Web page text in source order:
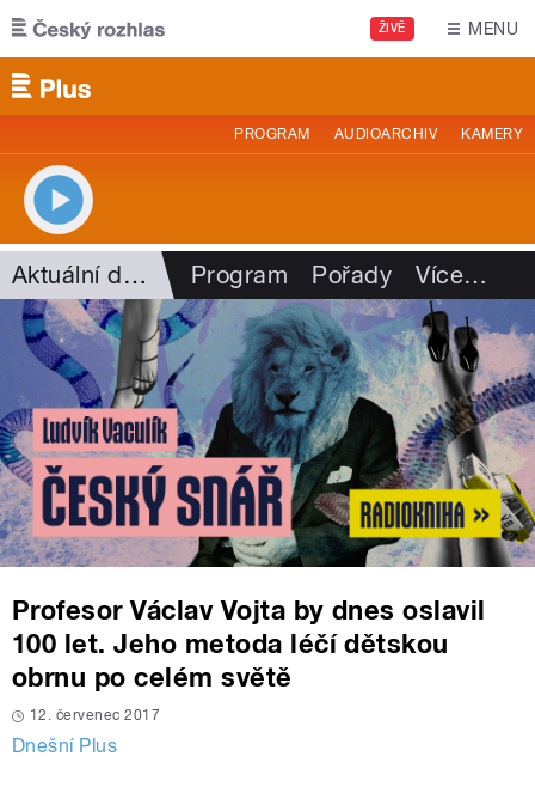
Přejít k hlavnímu obsahu
ŽIVĚ MENU
PROGRAM AUDIOARCHIV KAMERY
Aktuální dění Program Pořady Více…
Profesor Václav Vojta by dnes oslavil
100 let. Jeho metoda léčí dětskou
obrnu po celém světě
12. červenec 2017
Dnešní Plus